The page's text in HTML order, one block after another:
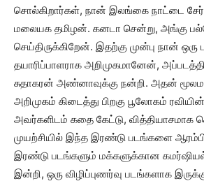
சொல்கிறார்கள், நான் இலங்கை நாட்டை
மலையக தமிழன். கனடா சென்று, அங்கு
செய்திருக்கிறேன். இதற்கு முன்பு நான் ஒரு
தயாரிப்பாளராக அறிமுகமானேன்,
சுதாகரன் அண்னாவுக்கு நன்றி. அதன்
அறிமுகம் கிடைத்து பிறகு பூலோகம்
அவர்களிடம் கதை கேட்டு,
முயற்சியில் இந்த இரண்டு படங்களை
இரண்டு படங்களும் மக்களுக்கான
இன்றி, ஒரு விழிப்புணர்வு படங்களாக